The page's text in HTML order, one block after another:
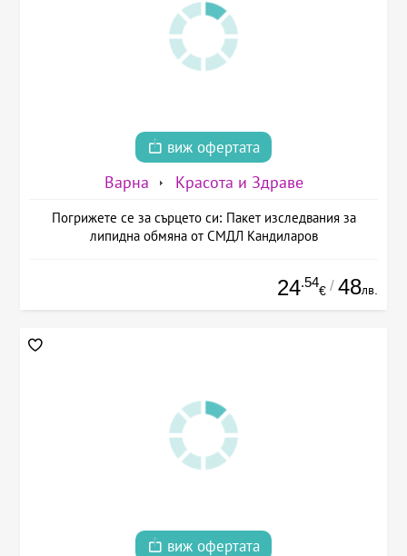
виж офертата
Варна Красота и Здраве
Погрижете се за сърцето си: Пакет изследвания за
липидна обмяна от СМДЛ Кандиларов
24.54
€ / 48лв.
виж офертата